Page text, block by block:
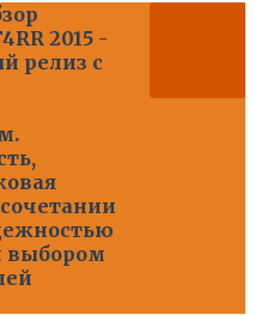
2015 -
релиз с
выбором